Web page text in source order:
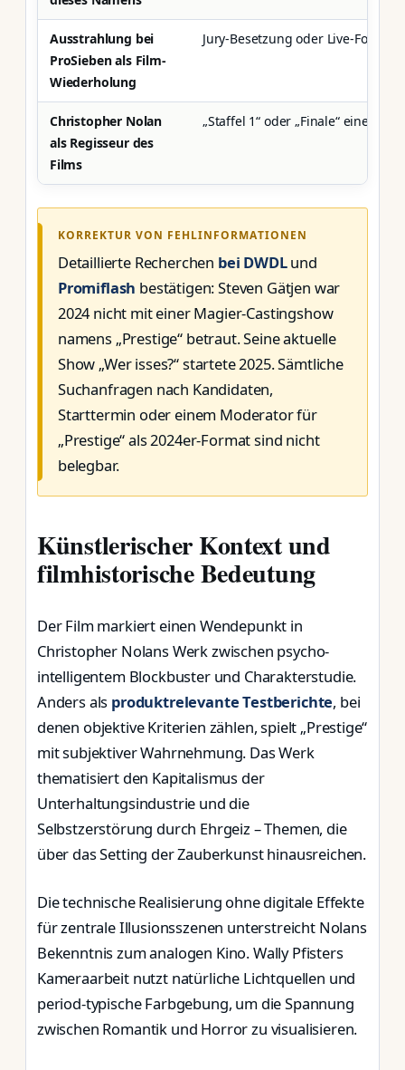
Ausstrahlung bei
ProSieben als Film-
Wiederholung
Jury-Besetzung oder Live-Folgen
Christopher Nolan
als Regisseur des
Films
„Staffel 1“ oder „Finale“ einer TV-
KORREKTUR VON FEHLINFORMATIONEN
Detaillierte Recherchen bei DWDLund
Promiflash bestätigen: Steven Gätjen war
2024 nicht mit einer Magier-Castingshow
namens „Prestige“ betraut. Seine aktuelle
Show „Wer isses?“ startete 2025. Sämtliche
Suchanfragen nach Kandidaten,
Starttermin oder einem Moderator für
„Prestige“ als 2024er-Format sind nicht
belegbar.
Künstlerischer Kontext und
filmhistorische Bedeutung
Der Film markiert einen Wendepunkt in
Christopher Nolans Werk zwischen psycho-
intelligentem Blockbuster und Charakterstudie.
Anders als produktrelevante Testberichte, bei
denen objektive Kriterien zählen, spielt „Prestige“
mit subjektiver Wahrnehmung. Das Werk
thematisiert den Kapitalismus der
Unterhaltungsindustrie und die
Selbstzerstörung durch Ehrgeiz – Themen, die
über das Setting der Zauberkunst hinausreichen.
Die technische Realisierung ohne digitale Effekte
für zentrale Illusionsszenen unterstreicht Nolans
Bekenntnis zum analogen Kino. Wally Pfisters
Kameraarbeit nutzt natürliche Lichtquellen und
period-typische Farbgebung, um die Spannung
zwischen Romantik und Horror zu visualisieren.